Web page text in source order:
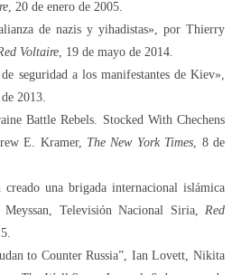
, 20 de enero de 2005.
de nazis y yihadistas», por Thierry
Voltaire , 19 de mayo de 2014.
seguridad a los manifestantes de Kiev»,
2013.
Battle Rebels. Stocked With Chechens
E. Kramer, The New York Times , 8 de
una brigada internacional islámica
Televisión Nacional Siria, Red
to Counter Russia”, Ian Lovett, Nikita